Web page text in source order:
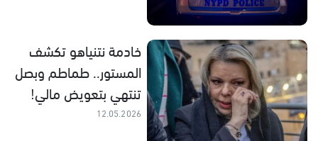
خادمة نتنياهو تكشف
المستور.. طماطم وبصل
تنتهي بتعويض مالي!
12.05.2026